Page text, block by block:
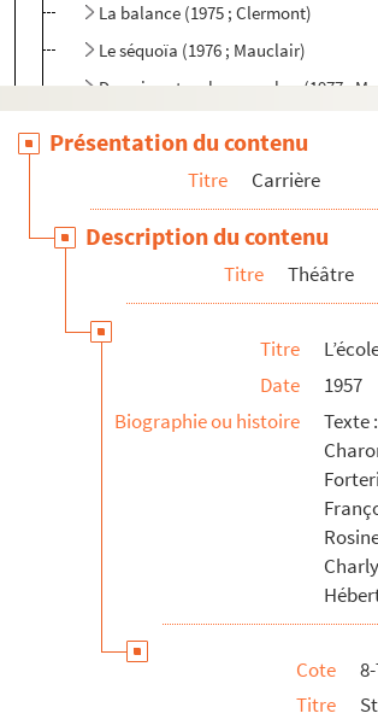
La balance (1975 ; Clermont)
Le séquoïa (1976 ; Mauclair)
De qui sont-ce les manches (1977 ;
Cinéma
Vie personnelle
Présentation du contenu
Titre Carrière
Description du contenu
Titre Théâtre
Titre
Date
1957
Biographie ou histoire
Texte
Cote
Titre